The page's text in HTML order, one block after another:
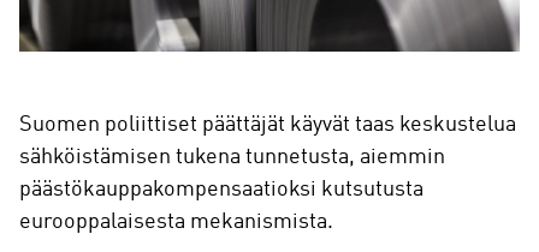
Suomen poliittiset päättäjät käyvät taas keskustelua
sähköistämisen tukena tunnetusta, aiemmin
päästökauppakompensaatioksi kutsutusta
eurooppalaisesta mekanismista.